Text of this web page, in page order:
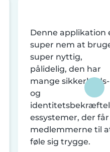
Denne applikation
super nem at
super nyttig,
pålidelig, den har
mange sikkerheds-
og
essystemer, der får
medlemmerne til
føle sig trygge.